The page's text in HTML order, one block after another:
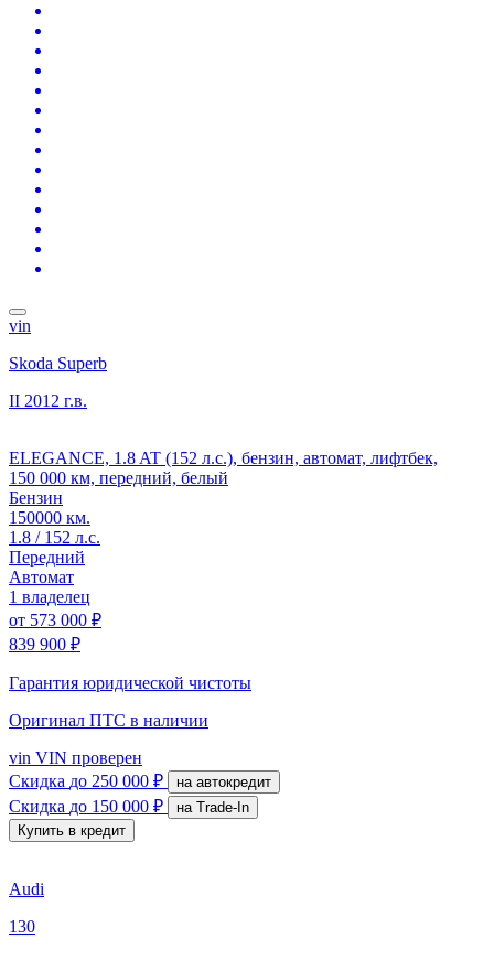
vin
Skoda Superb
II 2012 г.в.
ELEGANCE, 1.8 AT (152 л.с.), бензин, автомат, лифтбек,
150 000 км, передний, белый
Бензин
150000 км.
1.8 / 152 л.с.
Передний
Автомат
1 владелец
от 573 000 ₽
839 900 ₽
Гарантия юридической чистоты
Оригинал ПТС в наличии
vin VIN проверен
Скидка до 250 000 ₽ на автокредит
Скидка до 150 000 ₽
на Trade-In
Купить в кредит
Audi
130